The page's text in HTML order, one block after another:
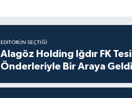
EDITÖRÜN SEÇTIĞI
Alagöz Holding Iğdır FK
Önderleriyle Bir Araya